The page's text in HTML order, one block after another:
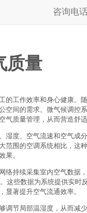
咨询电
质量
的工作效率和身心健康。
空间的需求。微气候调控
气质量管理，从而营造舒
湿度、空气流速和空气成
范围的空调系统相比，这
果。
络持续采集室内空气数据
这些数据为系统提供实
显著提升空气流通效率。
调节局部温湿度，从而减